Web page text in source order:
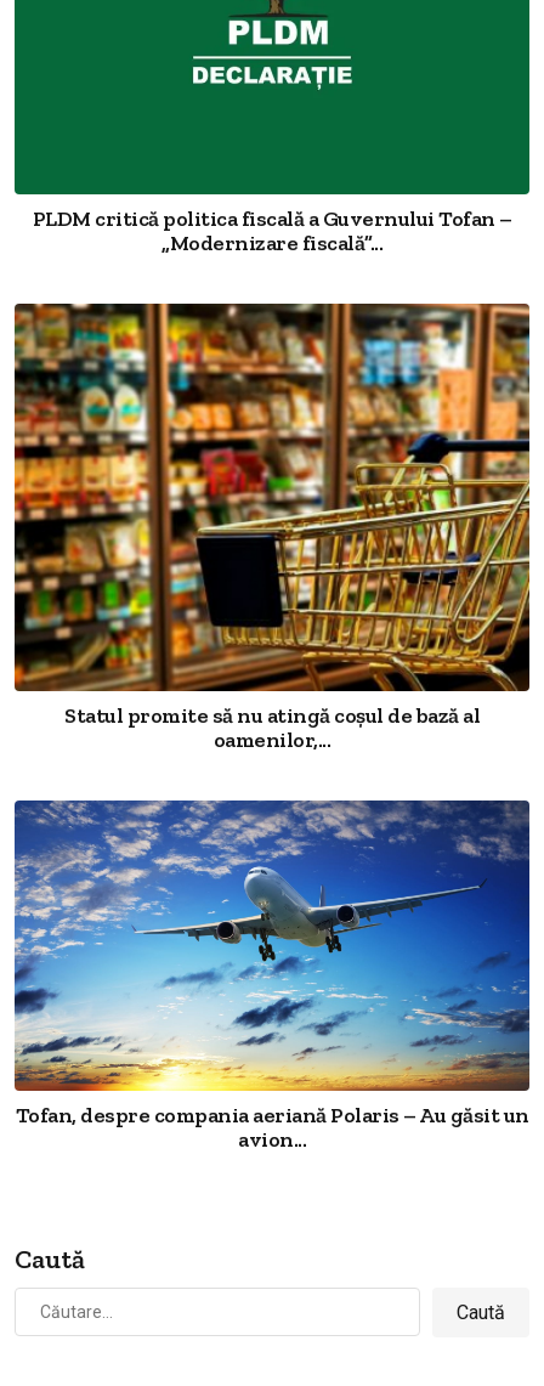
PLDM critică politica fiscală a Guvernului Tofan –
„Modernizare fiscală”...
Statul promite să nu atingă coșul de bază al
oamenilor,...
Tofan, despre compania aeriană Polaris – Au găsit un
avion...
Caută
după: